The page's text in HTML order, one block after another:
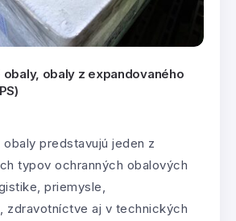
obaly z expandovaného
predstavujú jeden z
typov ochranných obalových
priemysle,
zdravotníctve aj v technických